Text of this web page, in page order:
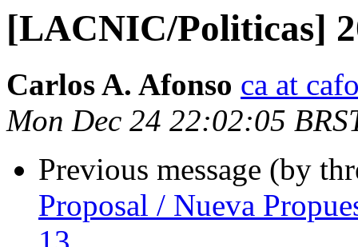
[LACNIC/Politicas]
Carlos A. Afonso ca at
Mon Dec 24 22:02:05
Previous message (by
Proposal / Nueva